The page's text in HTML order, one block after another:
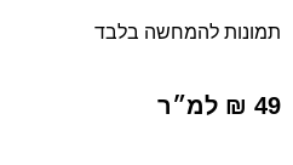
תמונות להמחשה בלבד
49 ₪ למ״ר